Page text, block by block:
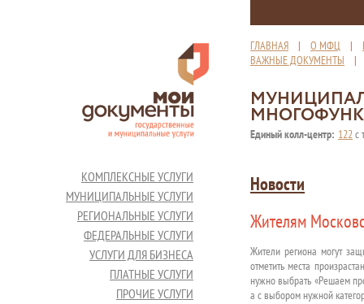
ГЛАВНАЯ | О МФЦ |
ВАЖНЫЕ ДОКУМЕНТЫ
Единый колл-центр: 122с
КОМПЛЕКСНЫЕ УСЛУГИ
МУНИЦИПАЛЬНЫЕ УСЛУГИ
РЕГИОНАЛЬНЫЕ УСЛУГИ
ФЕДЕРАЛЬНЫЕ УСЛУГИ
УСЛУГИ ДЛЯ БИЗНЕСА
ПЛАТНЫЕ УСЛУГИ
ПРОЧИЕ УСЛУГИ
Новости
Жителям
Жители региона могут
отметить места
нужно выбрать «Решаем
а с выбором нужной